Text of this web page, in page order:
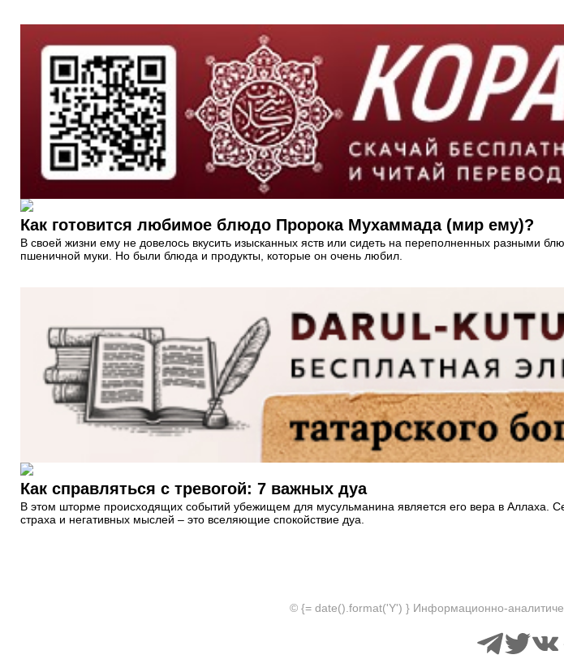
Как готовится любимое блюдо Пророка Мухаммада (мир ему)?
В своей жизни ему не довелось вкусить изысканных яств или сидеть на переполненных разными
пшеничной муки. Но были блюда и продукты, которые он очень любил.
Как справляться с тревогой: 7 важных дуа
В этом шторме происходящих событий убежищем для мусульманина является его вера в Аллаха.
страха и негативных мыслей – это вселяющие спокойствие дуа.
© {= date().format('Y') } Информационно-